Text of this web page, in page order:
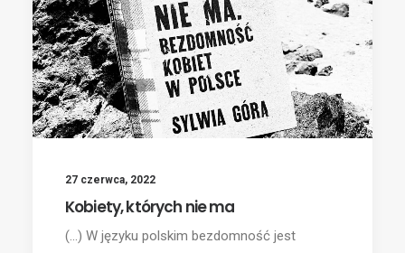
27 czerwca, 2022
Kobiety, których nie ma
(...) W języku polskim bezdomność jest